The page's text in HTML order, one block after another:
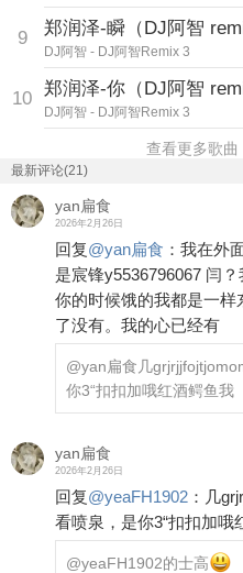
9 郑润泽-瞬（DJ阿智
DJ阿智 - DJ阿智Remix 3
10 郑润泽-你（DJ阿智
DJ阿智 - DJ阿智Remix 3
查看更多歌
最新评论(21)
yan扁食
2026年2月26日
回复@yan扁食 ： 我在外
是宸锋y5536796067 闫
你的时候饿的我都是一
了没有。我的心已经有
@yan扁食 几
你3“扣扣加哦红酒鳄鱼我
yan扁食
2026年2月26日
回复@yeaFH1902 ： 几
看喷泉，是你3“扣扣加哦
@yeaFH1902的士高